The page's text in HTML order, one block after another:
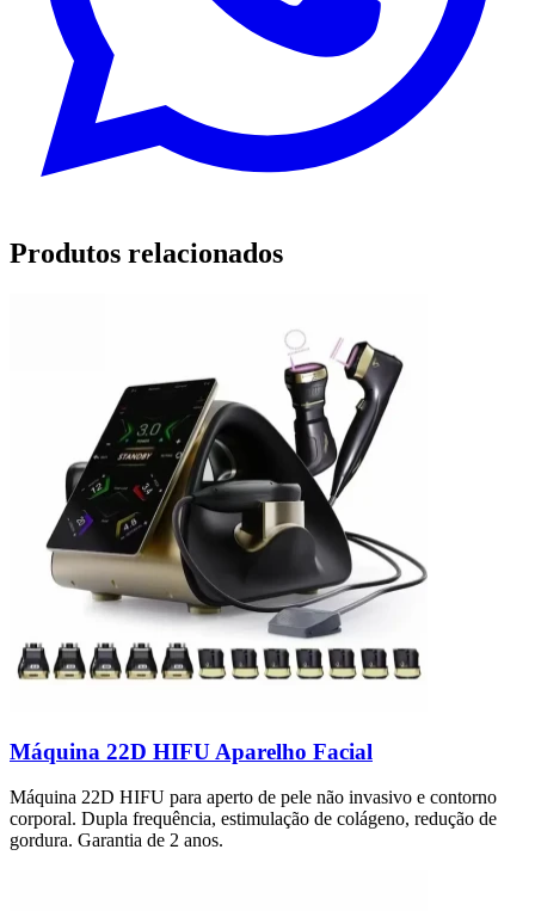
Produtos relacionados
Máquina 22D HIFU Aparelho Facial
Máquina 22D HIFU para aperto de pele não invasivo e contorno
corporal. Dupla frequência, estimulação de colágeno, redução de
gordura. Garantia de 2 anos.